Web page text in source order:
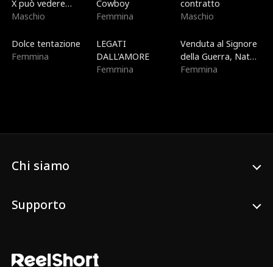
X può vedere
dentro di te
Maschio
Cowboy
Femmina
contratto
Maschio
Dolce tentazione
Femmina
LEGATI
DALL'AMORE
Femmina
Venduta al Signore
della Guerra, Nata
per il Cielo
Femmina
Chi siamo
Supporto